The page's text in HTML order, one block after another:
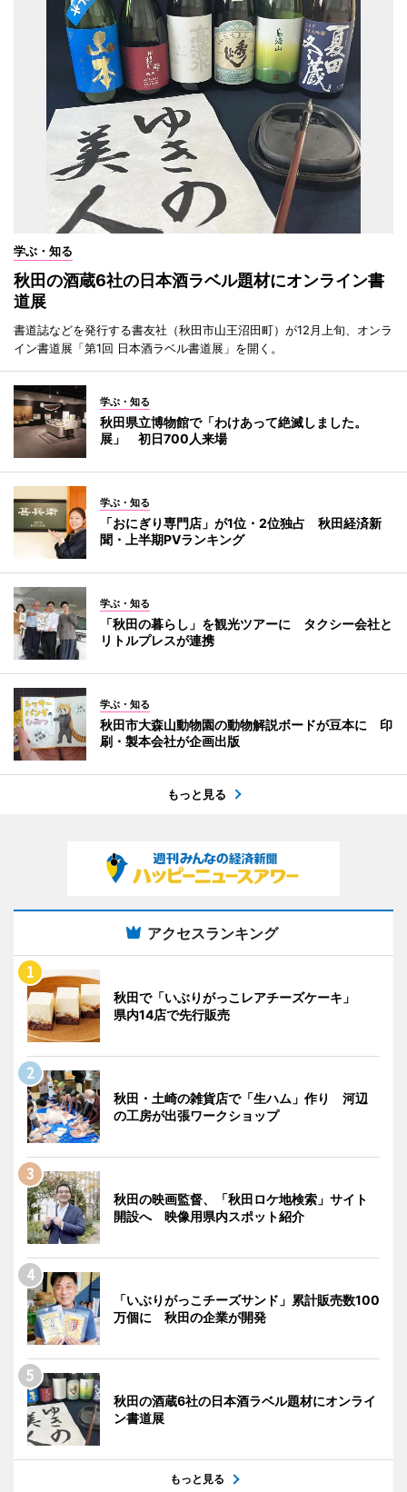
学ぶ・知る
秋田の酒蔵6社の日本酒ラベル題材にオンライン書
道展
書道誌などを発行する書友社（秋田市山王沼田町）が12月上旬、オンラ
イン書道展「第1回 日本酒ラベル書道展」を開く。
学ぶ・知る
秋田県立博物館で「わけあって絶滅しました。
展」 初日700人来場
学ぶ・知る
「おにぎり専門店」が1位・2位独占 秋田経済新
聞・上半期PVランキング
学ぶ・知る
「秋田の暮らし」を観光ツアーに タクシー会社と
リトルプレスが連携
学ぶ・知る
秋田市大森山動物園の動物解説ボードが豆本に 印
刷・製本会社が企画出版
もっと見る
アクセスランキング
秋田で「いぶりがっこレアチーズケーキ」
県内14店で先行販売
秋田・土崎の雑貨店で「生ハム」作り 河辺
の工房が出張ワークショップ
秋田の映画監督、「秋田ロケ地検索」サイト
開設へ 映像用県内スポット紹介
「いぶりがっこチーズサンド」累計販売数100
万個に 秋田の企業が開発
秋田の酒蔵6社の日本酒ラベル題材にオンライ
ン書道展
もっと見る